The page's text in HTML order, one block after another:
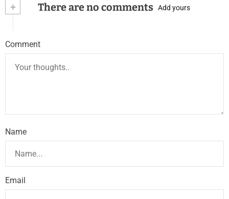
+ There are no comments Add yours
Comment
Name
Email